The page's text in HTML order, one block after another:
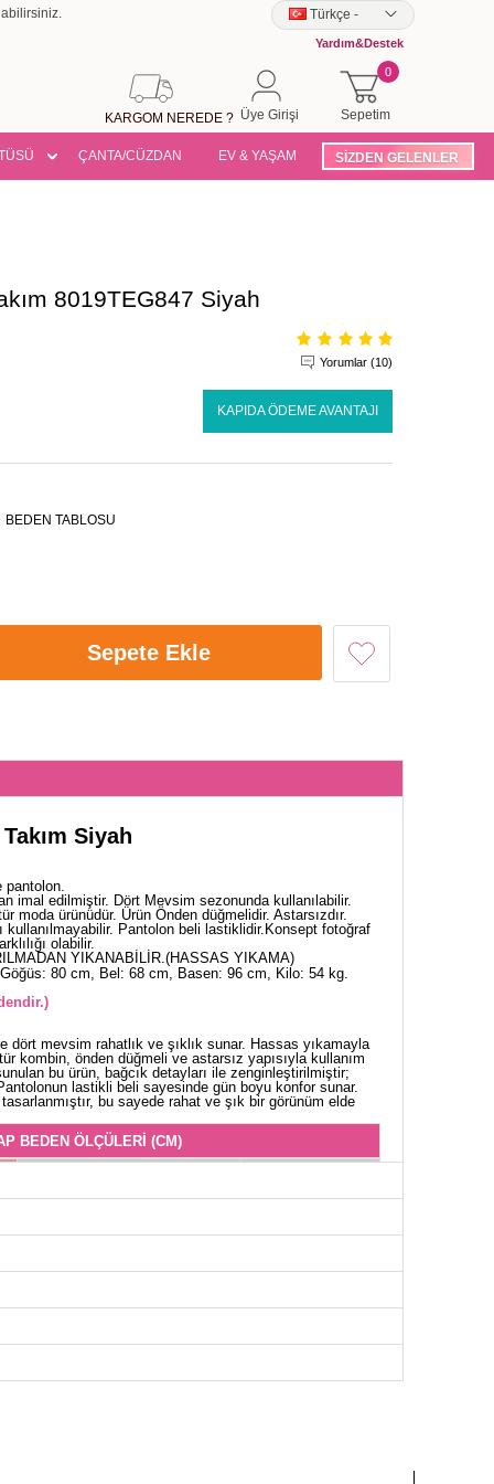
Türkçe -
Yardım&Destek
Sepetim
0
Üye Girişi
KARGOM NEREDE ?
ÇANTA/CÜZDAN EV & YAŞAM SİZDEN GELENLER
8019TEG847 Siyah
Yorumlar (10)
KAPIDA ÖDEME AVANTAJI
BEDEN TABLOSU
Sepete Ekle
Siyah
pantolon.
imal edilmiştir. Dört Mevsim sezonunda kullanılabilir.
moda ürünüdür. Ürün Önden düğmelidir. Astarsızdır.
kullanılmayabilir. Pantolon beli lastiklidir.Konsept fotoğraf
olabilir.
YIKANABİLİR.(HASSAS YIKAMA)
80 cm, Bel: 68 cm, Basen: 96 cm, Kilo: 54 kg.
dört mevsim rahatlık ve şıklık sunar. Hassas yıkamayla
kombin, önden düğmeli ve astarsız yapısıyla kullanım
bu ürün, bağcık detayları ile zenginleştirilmiştir;
lastikli beli sayesinde gün boyu konfor sunar.
bu sayede rahat ve şık bir görünüm elde
BEDEN ÖLÇÜLERİ (CM)
100
79
104
79